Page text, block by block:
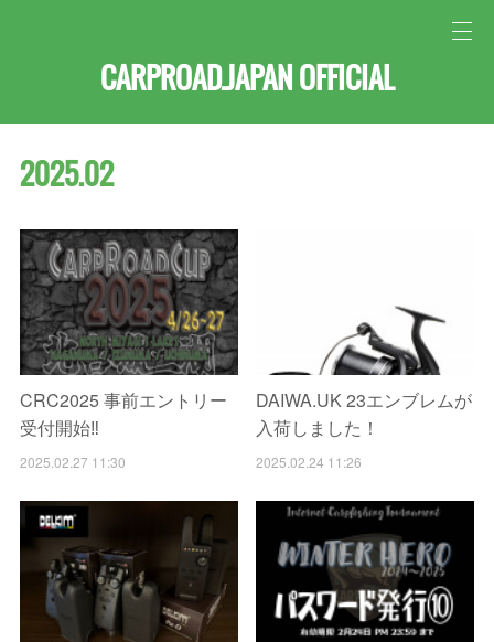
CARPROAD.JAPAN OFFICIAL
2025.02
CRC2025 事前エントリー
受付開始‼️
2025.02.27 11:30
DAIWA.UK 23エンブレムが
入荷しました！
2025.02.24 11:26